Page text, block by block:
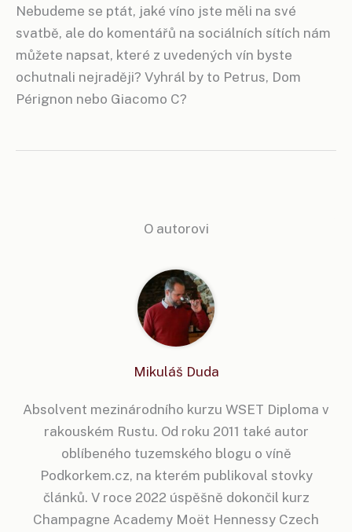
Nebudeme se ptát, jaké víno jste měli na své
svatbě, ale do komentářů na sociálních sítích nám
můžete napsat, které z uvedených vín byste
ochutnali nejraději? Vyhrál by to Petrus, Dom
Pérignon nebo Giacomo C?
O autorovi
Mikuláš Duda
Absolvent mezinárodního kurzu WSET Diploma v
rakouském Rustu. Od roku 2011 také autor
oblíbeného tuzemského blogu o víně
Podkorkem.cz, na kterém publikoval stovky
článků. V roce 2022 úspěšně dokončil kurz
Champagne Academy Moët Hennessy Czech